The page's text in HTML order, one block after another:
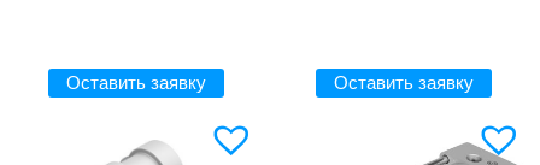
Оставить заявку Оставить заявку